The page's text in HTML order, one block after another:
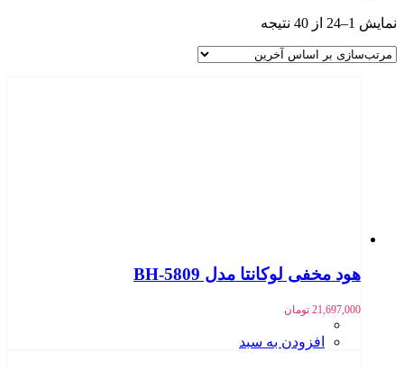
نمایش 1–24 از 40 نتیجه
هود مخفی لوکانتا مدل BH-5809
21,697,000 تومان
افزودن به سبد